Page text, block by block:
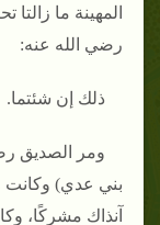
المهينة ما
رضي الله عنه:
ذلك إن شئتما.
ومر الصديق
بني عدي)
آنذاك مشركًا،